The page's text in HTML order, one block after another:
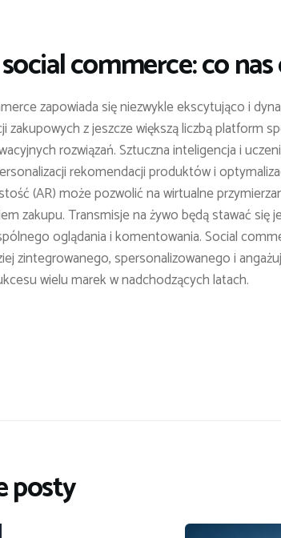
commerce: co nas
zapowiada się niezwykle ekscytująco i
zakupowych z jeszcze większą liczbą platform
rozwiązań. Sztuczna inteligencja i
rekomendacji produktów i
(AR) może pozwolić na wirtualne
zakupu. Transmisje na żywo będą stawać się
oglądania i komentowania. Social
zintegrowanego, spersonalizowanego i
wielu marek w nadchodzących latach.
posty